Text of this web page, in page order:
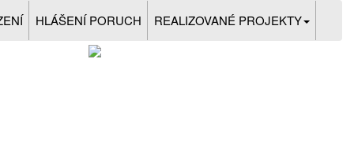
HLÁŠENÍ PORUCH REALIZOVANÉ PROJEKTY